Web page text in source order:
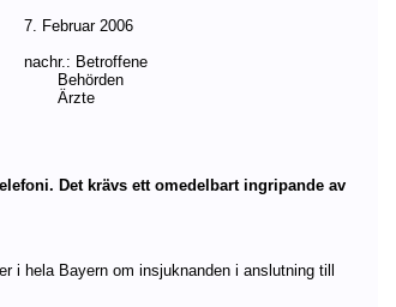
7. Februar 2006
nachr.: Betroffene
Behörden
Ärzte
Det krävs ett omedelbart ingripande av
i hela Bayern om insjuknanden i anslutning till